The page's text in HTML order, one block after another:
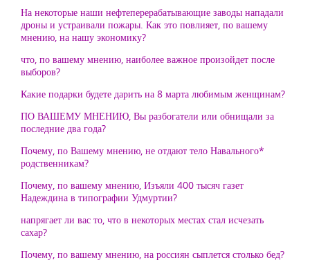
На некоторые наши нефтеперерабатывающие заводы нападали
дроны и устраивали пожары. Как это повлияет, по вашему
мнению, на нашу экономику?
что, по вашему мнению, наиболее важное произойдет после
выборов?
Какие подарки будете дарить на 8 марта любимым женщинам?
ПО ВАШЕМУ МНЕНИЮ, Вы разбогатели или обнищали за
последние два года?
Почему, по Вашему мнению, не отдают тело Навального*
родственникам?
Почему, по вашему мнению, Изъяли 400 тысяч газет
Надеждина в типографии Удмуртии?
напрягает ли вас то, что в некоторых местах стал исчезать
сахар?
Почему, по вашему мнению, на россиян сыплется столько бед?